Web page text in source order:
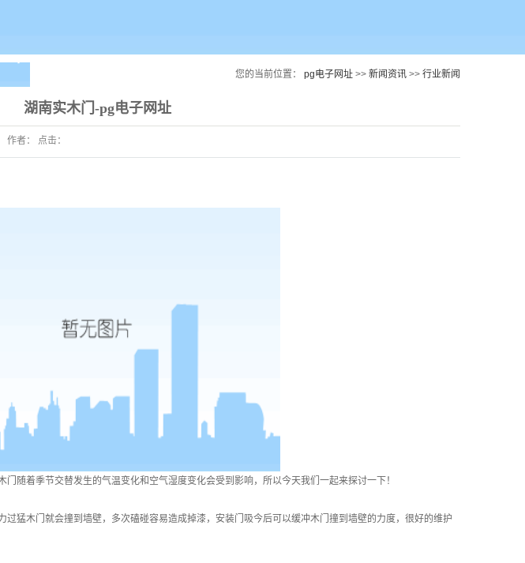
您的当前位置： pg电子网址 >> 新闻资讯 >> 行业新闻
湖南实木门-pg电子网址
作者： 点击：
着季节交替发生的气温变化和空气湿度变化会受到影响，所以今天我们一起来探讨一下！
木门就会撞到墙壁，多次磕碰容易造成掉漆，安装门吸今后可以缓冲木门撞到墙壁的力度，很好的维护